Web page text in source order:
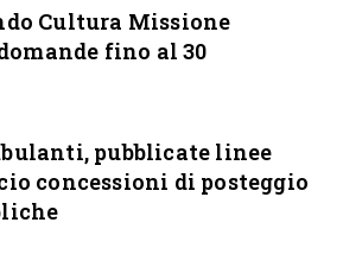
Cultura Missione
fino al 30
pubblicate linee
concessioni di posteggio